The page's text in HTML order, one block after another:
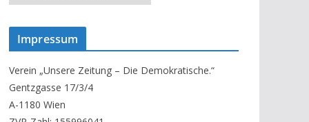
n
s
A
r
c
Impressum
Verein „Unsere Zeitung – Die Demokratische.“
Gentzgasse 17/3/4
A-1180 Wien